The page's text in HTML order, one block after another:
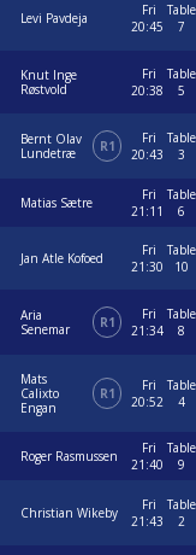
Levi Pavdeja
Fri
20:45
Table
7
Knut Inge
Røstvold
Fri
20:38
Table
5
Bernt Olav
Lundetræ
R1
Fri
20:43
Table
3
Matias Sætre
Fri
21:11
Table
6
Jan Atle Kofoed
Fri
21:30
Table
10
Aria
Senemar
R1
Fri
21:34
Table
8
Mats
Calixto
Engan
R1
Fri
20:52
Table
4
Roger Rasmussen
Fri
21:40
Table
9
Christian Wikeby
Fri
21:43
Table
2